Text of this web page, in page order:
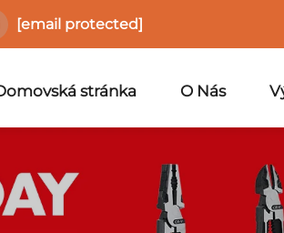
[email protected]
stránka O Nás